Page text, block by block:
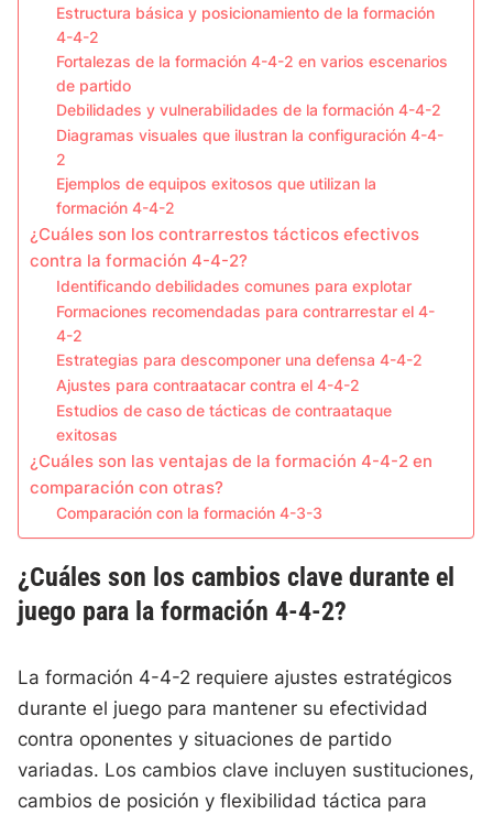
Estructura básica y posicionamiento de la formación
4-4-2
Fortalezas de la formación 4-4-2 en varios escenarios
de partido
Debilidades y vulnerabilidades de la formación 4-4-2
Diagramas visuales que ilustran la configuración 4-4-
2
Ejemplos de equipos exitosos que utilizan la
formación 4-4-2
¿Cuáles son los contrarrestos tácticos efectivos
contra la formación 4-4-2?
Identificando debilidades comunes para explotar
Formaciones recomendadas para contrarrestar el 4-
4-2
Estrategias para descomponer una defensa 4-4-2
Ajustes para contraatacar contra el 4-4-2
Estudios de caso de tácticas de contraataque
exitosas
¿Cuáles son las ventajas de la formación 4-4-2 en
comparación con otras?
Comparación con la formación 4-3-3
¿Cuáles son los cambios clave durante el
juego para la formación 4-4-2?
La formación 4-4-2 requiere ajustes estratégicos
durante el juego para mantener su efectividad
contra oponentes y situaciones de partido
variadas. Los cambios clave incluyen sustituciones,
cambios de posición y flexibilidad táctica para